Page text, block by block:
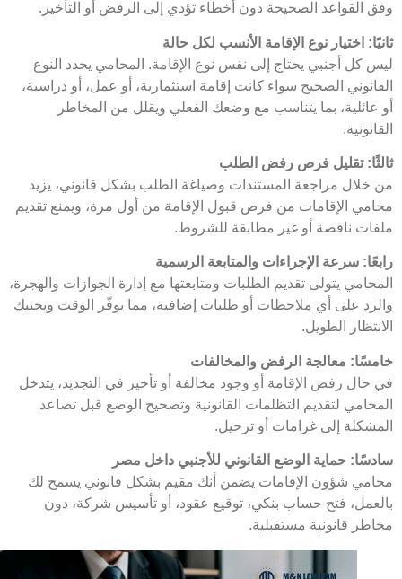
القواعد الصحيحة دون أخطاء تؤدي إلى الرفض أو التأخير.
اختيار نوع الإقامة الأنسب لكل حالة
كل أجنبي يحتاج إلى نفس نوع الإقامة. المحامي يحدد النوع
الصحيح سواء كانت إقامة استثمارية، أو عمل، أو دراسية،
بما يتناسب مع وضعك الفعلي ويقلل من المخاطر
تقليل فرص رفض الطلب
مراجعة المستندات وصياغة الطلب بشكل قانوني، يزيد
الإقامات من فرص قبول الإقامة من أول مرة، ويمنع تقديم
ناقصة أو غير مطابقة للشروط.
سرعة الإجراءات والمتابعة الرسمية
يتولى تقديم الطلبات ومتابعتها مع إدارة الجوازات والهجرة،
على أي ملاحظات أو طلبات إضافية، مما يوفّر الوقت ويجنبك
الطويل.
معالجة الرفض والمخالفات
رفض الإقامة أو وجود مخالفة أو تأخير في التجديد، يتدخل
لتقديم التظلمات القانونية وتصحيح الوضع قبل تصاعد
إلى غرامات أو ترحيل.
حماية الوضع القانوني للأجنبي داخل مصر
شؤون الإقامات يضمن أنك مقيم بشكل قانوني يسمح لك
فتح حساب بنكي، توقيع عقود، أو تأسيس شركة، دون
قانونية مستقبلية.